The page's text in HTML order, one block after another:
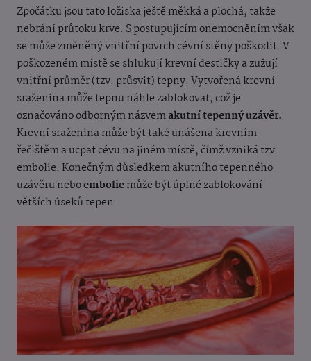
Zpočátku jsou tato ložiska ještě měkká a plochá, takže
nebrání průtoku krve. S postupujícím onemocněním však
se může změněný vnitřní povrch cévní stěny poškodit. V
poškozeném místě se shlukují krevní destičky a zužují
vnitřní průměr (tzv. průsvit) tepny. Vytvořená krevní
sraženina může tepnu náhle zablokovat, což je
označováno odborným názvemakutní tepenný uzávěr.
Krevní sraženina může být také unášena krevním
řečištěm a ucpat cévu na jiném místě, čímž vzniká tzv.
embolie. Konečným důsledkem akutního tepenného
uzávěru neboemboliemůže být úplné zablokování
větších úseků tepen.